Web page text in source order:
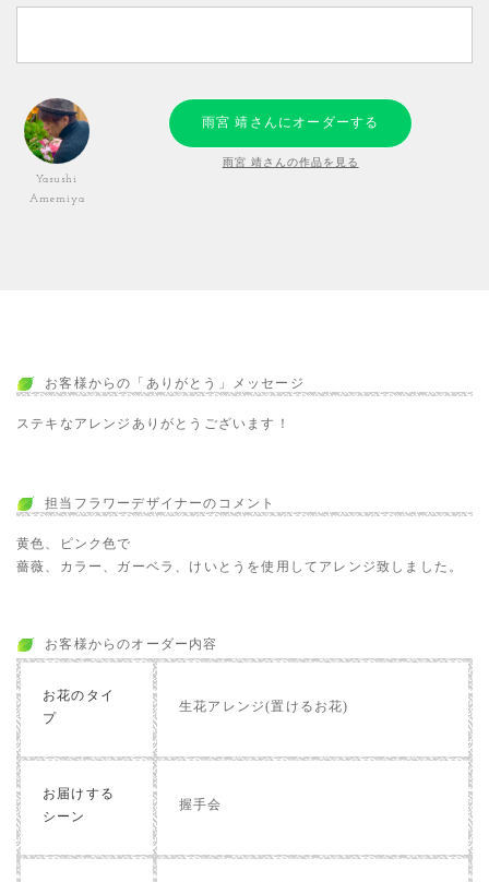
Yasushi
Amemiya
雨宮 靖さんにオーダーする
雨宮 靖さんの作品を見る
お客様からの「ありがとう」メッセージ
ステキなアレンジありがとうございます！
担当フラワーデザイナーのコメント
黄色、ピンク色で
薔薇、カラー、ガーベラ、けいとうを使用してアレンジ致しました。
お客様からのオーダー内容
お花のタイ
プ
生花アレンジ(置けるお花)
お届けする
シーン
握手会